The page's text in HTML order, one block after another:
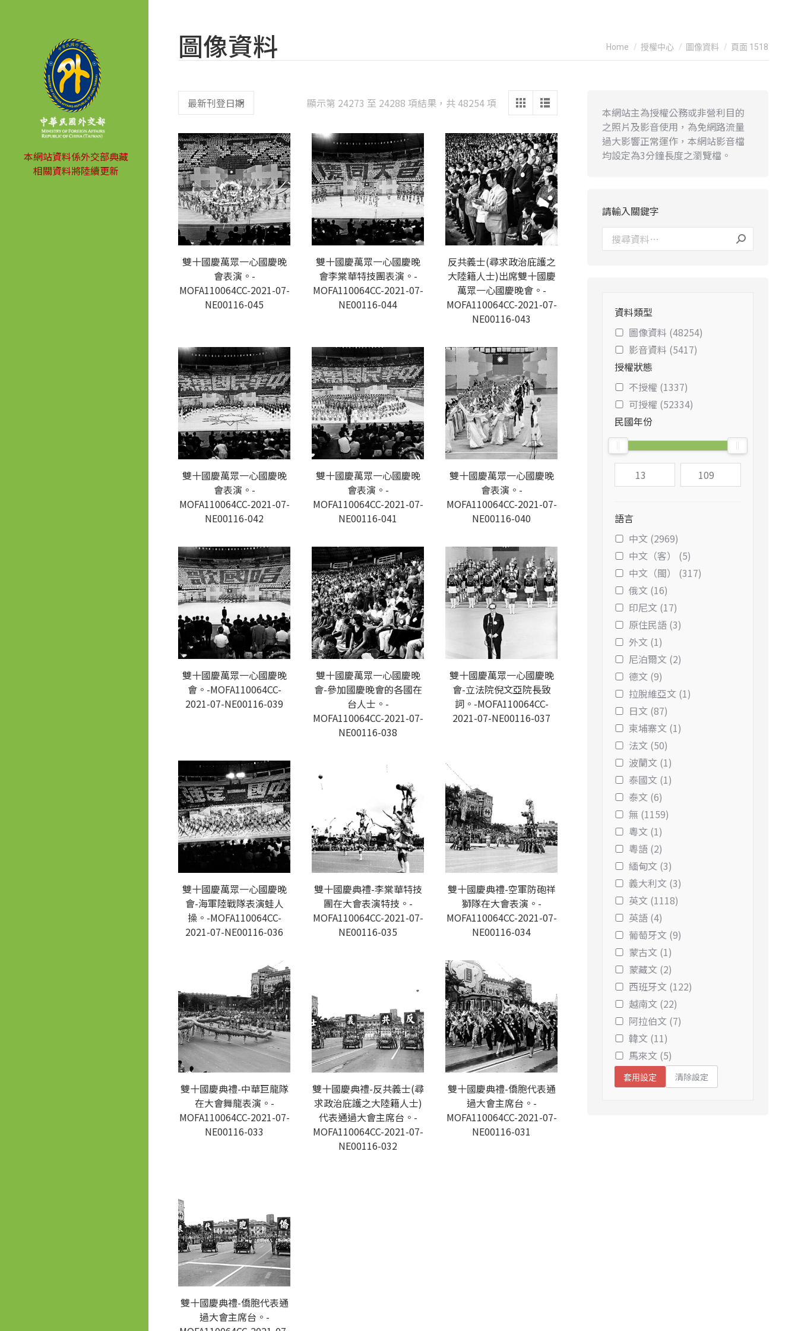
本網站資料係外交部典藏
相關資料將陸續更新
圖像資料 You are here:
Home 授權中心 圖像資料 頁面 1518
顯示第 24273 至 24288 項結果，共 48254 項 Sorted
latest
雙十國慶萬眾一心國慶晚
會表演。-
MOFA110064CC-2021-07-
NE00116-045
雙十國慶萬眾一心國慶晚
會李棠華特技團表演。-
MOFA110064CC-2021-07-
NE00116-044
反共義士(尋求政治庇護之
大陸籍人士)出席雙十國慶
萬眾一心國慶晚會。-
MOFA110064CC-2021-07-
NE00116-043
雙十國慶萬眾一心國慶晚
會表演。-
MOFA110064CC-2021-07-
NE00116-042
雙十國慶萬眾一心國慶晚
會表演。-
MOFA110064CC-2021-07-
NE00116-041
雙十國慶萬眾一心國慶晚
會表演。-
MOFA110064CC-2021-07-
NE00116-040
雙十國慶萬眾一心國慶晚
會。-MOFA110064CC-
2021-07-NE00116-039
雙十國慶萬眾一心國慶晚
會-參加國慶晚會的各國在
台人士。-
MOFA110064CC-2021-07-
NE00116-038
雙十國慶萬眾一心國慶晚
會-立法院倪文亞院長致
詞。-MOFA110064CC-
2021-07-NE00116-037
雙十國慶萬眾一心國慶晚
會-海軍陸戰隊表演蛙人
操。-MOFA110064CC-
2021-07-NE00116-036
雙十國慶典禮-李棠華特技
團在大會表演特技。-
MOFA110064CC-2021-07-
NE00116-035
雙十國慶典禮-空軍防砲祥
獅隊在大會表演。-
MOFA110064CC-2021-07-
NE00116-034
雙十國慶典禮-中華巨龍隊
在大會舞龍表演。-
MOFA110064CC-2021-07-
NE00116-033
雙十國慶典禮-反共義士(尋
求政治庇護之大陸籍人士)
代表通過大會主席台。-
MOFA110064CC-2021-07-
NE00116-032
雙十國慶典禮-僑胞代表通
過大會主席台。-
MOFA110064CC-2021-07-
NE00116-031
雙十國慶典禮-僑胞代表通
過大會主席台。-
本網站主為授權公務或非營利目的
之照片及影音使用，為免網路流量
過大影響正常運作，本網站影音檔
均設定為3分鐘長度之瀏覽檔。
請輸入關鍵字
資料類型
圖像資料 (48254)
影音資料 (5417)
授權狀態
不授權 (1337)
可授權 (52334)
民國年份
語言
中文 (2969)
中文（客） (5)
中文（閩） (317)
俄文 (16)
印尼文 (17)
原住民語 (3)
外文 (1)
尼泊爾文 (2)
德文 (9)
拉脫維亞文 (1)
日文 (87)
柬埔寨文 (1)
法文 (50)
波蘭文 (1)
泰國文 (1)
泰文 (6)
無 (1159)
粵文 (1)
粵語 (2)
緬甸文 (3)
義大利文 (3)
英文 (1118)
英語 (4)
葡萄牙文 (9)
蒙古文 (1)
蒙藏文 (2)
西班牙文 (122)
越南文 (22)
阿拉伯文 (7)
韓文 (11)
馬來文 (5)
套用設定 清除設定